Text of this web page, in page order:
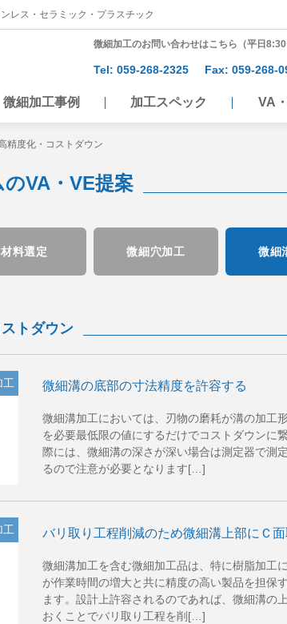
レス・セラミック・プラスチック
微細加工のお問い合わせはこちら （平日
Tel: 059-268-2325 Fax: 059-268-
微細加工事例 加工スペック VA
精度化・コストダウン
VA・VE提案
材料選定 微細穴加工 微細
トダウン
工 微細溝の底部の寸法精度を許容する
微細溝加工においては、刃物の磨耗が溝の加工
を必要最低限の値にするだけでコストダウンに
際には、微細溝の深さが深い場合は測定器で測
るので注意が必要となります[…]
工 バリ取り工程削減のため微細溝上部にＣ
微細溝加工を含む微細加工品は、特に樹脂加工
が作業時間の増大と共に精度の高い製品を担保
ます。設計上許容されるのであれば、微細溝の
おくことでバリ取り工程を削[…]